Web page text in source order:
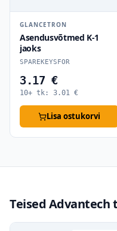
GLANCETRON
Asendusvõtmed K-1
jaoks
SPAREKEYSFOR
3.17 €
10+ tk: 3.01 €
Lisa ostukorvi
Teised Advantech